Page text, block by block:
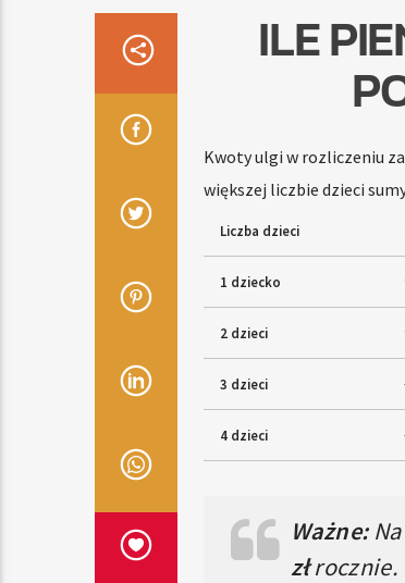
ILE
Kwoty ulgi w rozliczeniu
większej liczbie dzieci
Liczba dzieci
1 dziecko
2 dzieci
3 dzieci
4 dzieci
Ważne:Na
złrocznie.